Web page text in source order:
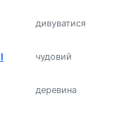
дивуватися
чудовий
деревина